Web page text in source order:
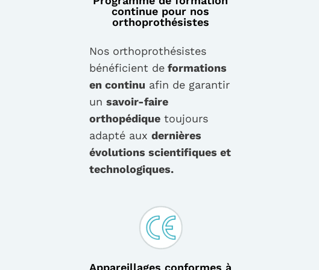
continue pour nos
orthoprothésistes
Nos orthoprothésistes
bénéficient deformations
en continu afin de garantir
un savoir-faire
orthopédiquetoujours
adapté aux dernières
évolutions scientifiques et
technologiques.